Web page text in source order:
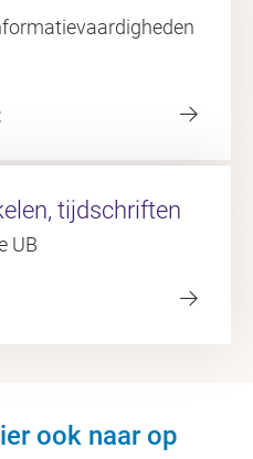
tijdschriften
UB
ook naar op